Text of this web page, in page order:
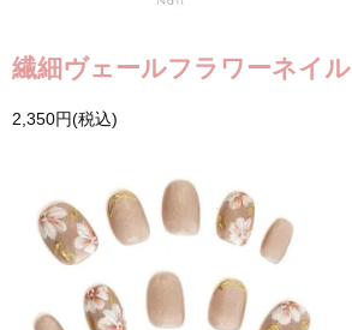
繊細ヴェールフラワーネイル
2,350円(税込)